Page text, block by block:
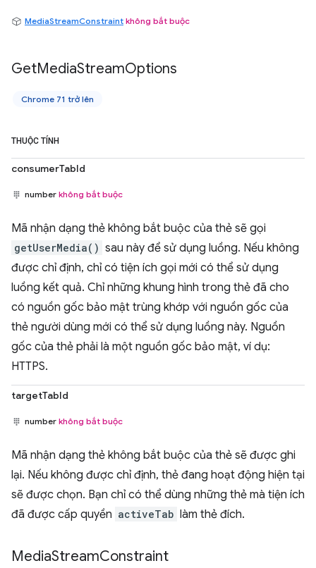
MediaStreamConstraint không bắt buộc
GetMediaStreamOptions
Chrome 71 trở lên
THUỘC TÍNH
consumerTabId
number không bắt buộc
Mã nhận dạng thẻ không bắt buộc của thẻ sẽ gọi
getUserMedia() sau này để sử dụng luồng. Nếu không
được chỉ định, chỉ có tiện ích gọi mới có thể sử dụng
luồng kết quả. Chỉ những khung hình trong thẻ đã cho
có nguồn gốc bảo mật trùng khớp với nguồn gốc của
thẻ người dùng mới có thể sử dụng luồng này. Nguồn
gốc của thẻ phải là một nguồn gốc bảo mật, ví dụ:
HTTPS.
targetTabId
number không bắt buộc
Mã nhận dạng thẻ không bắt buộc của thẻ sẽ được ghi
lại. Nếu không được chỉ định, thẻ đang hoạt động hiện tại
sẽ được chọn. Bạn chỉ có thể dùng những thẻ mà tiện ích
đã được cấp quyền activeTab làm thẻ đích.
MediaStreamConstraint